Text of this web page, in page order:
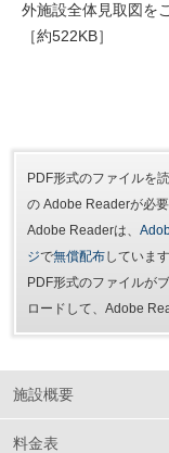
外施設全体見取図を
［約522KB］
PDF形式のファイルを
の Adobe Readerが必要
Adobe Readerは、
ジで無償配布しています
PDF形式のファイルが
ロードして、Adobe
施設概要
料金表